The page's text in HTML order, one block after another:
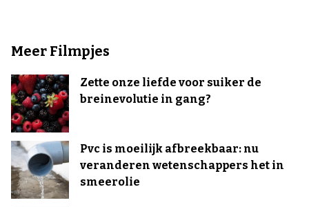
Meer Filmpjes
Zette onze liefde voor suiker de
breinevolutie in gang?
Pvc is moeilijk afbreekbaar: nu
veranderen wetenschappers het in
smeerolie